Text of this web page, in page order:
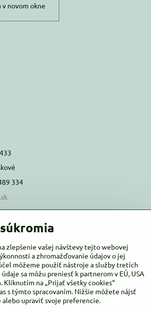
novom okne
334
PD Melčice
ŠT 8:00 - 16:00
zlepšenie vašej návštevy tejto webovej
a zhromažďovanie údajov o jej
môžeme použiť nástroje a služby tretích
sa môžu preniesť k partnerom v EÚ, USA
Kliknutím na „Prijať všetky cookies“
s týmto spracovaním. Nižšie môžete nájsť
upraviť svoje preferencie.